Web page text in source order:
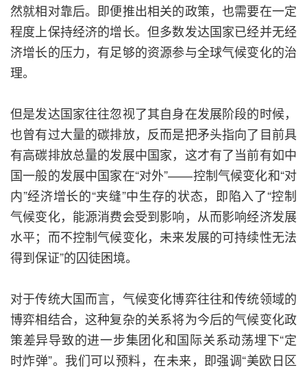
然就相对靠后。即便推出相关的政策，也需要在一定
程度上保持经济的增长。但多数发达国家已经并无经
济增长的压力，有足够的资源参与全球气候变化的治
理。
但是发达国家往往忽视了其自身在发展阶段的时候，
也曾有过大量的碳排放，反而是把矛头指向了目前具
有高碳排放总量的发展中国家，这才有了当前有如中
国一般的发展中国家在“对外”——控制气候变化和“对
内”经济增长的“夹缝”中生存的状态，即陷入了“控制
气候变化，能源消费会受到影响，从而影响经济发展
水平；而不控制气候变化，未来发展的可持续性无法
得到保证”的囚徒困境。
对于传统大国而言，气候变化博弈往往和传统领域的
博弈相结合，这种复杂的关系将为今后的气候变化政
策差异导致的进一步集团化和国际关系动荡埋下“定
时炸弹”。我们可以预料，在未来，即强调“美欧日区